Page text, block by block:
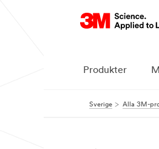
Produkter
Sverige Alla 3M-